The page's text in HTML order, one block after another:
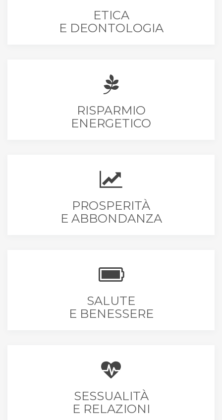
ETICA
E DEONTOLOGIA
RISPARMIO
ENERGETICO
PROSPERITÀ
E ABBONDANZA
SALUTE
E BENESSERE
SESSUALITÀ
E RELAZIONI